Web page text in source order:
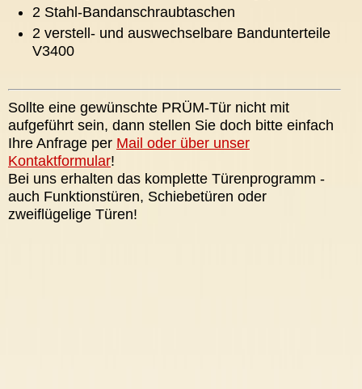
2 Stahl-Bandanschraubtaschen
2 verstell- und auswechselbare Bandunterteile
V3400
Sollte eine gewünschte PRÜM-Tür nicht mit
aufgeführt sein, dann stellen Sie doch bitte einfach
Ihre Anfrage per Mail oder über unser
Kontaktformular!
Bei uns erhalten das komplette Türenprogramm -
auch Funktionstüren, Schiebetüren oder
zweiflügelige Türen!